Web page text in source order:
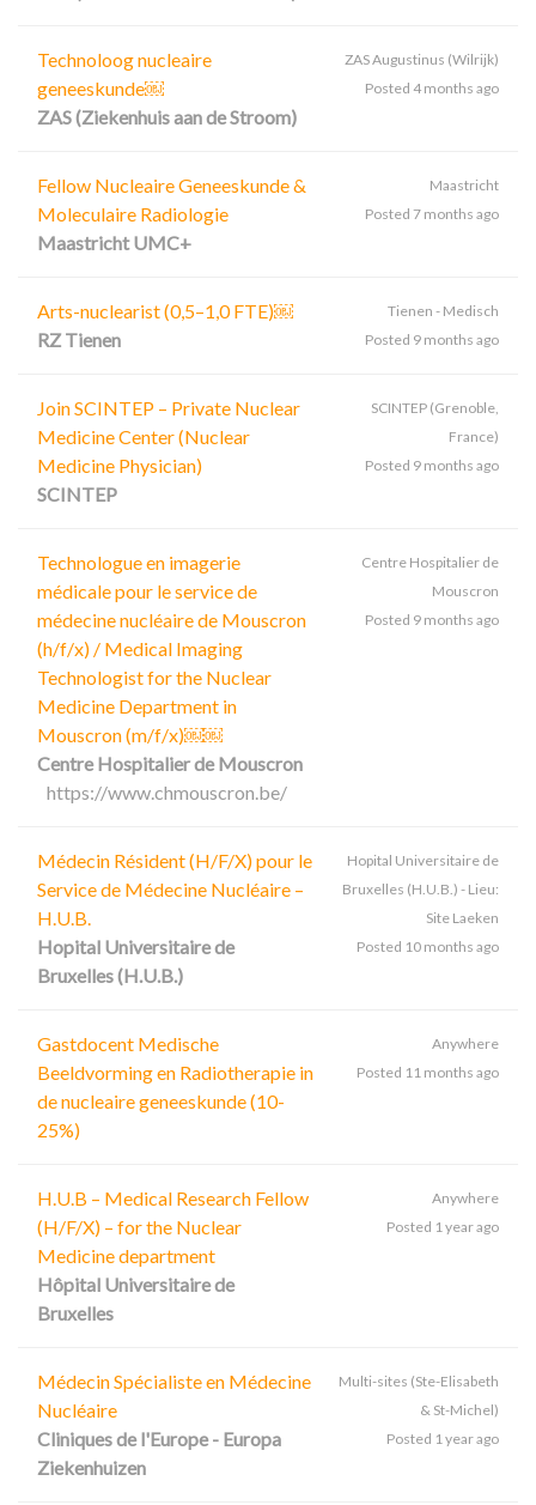
Technoloog nucleaire
geneeskunde￼
ZAS (Ziekenhuis aan de Stroom)
ZAS Augustinus (Wilrijk)
Posted 4 months ago
Fellow Nucleaire Geneeskunde &
Moleculaire Radiologie
Maastricht UMC+
Maastricht
Posted 7 months ago
Arts-nuclearist (0,5–1,0 FTE)￼
RZ Tienen
Tienen - Medisch
Posted 9 months ago
Join SCINTEP – Private Nuclear
Medicine Center (Nuclear
Medicine Physician)
SCINTEP
SCINTEP (Grenoble,
France)
Posted 9 months ago
Technologue en imagerie
médicale pour le service de
médecine nucléaire de Mouscron
(h/f/x) / Medical Imaging
Technologist for the Nuclear
Medicine Department in
Mouscron (m/f/x)￼￼
Centre Hospitalier de Mouscron
https://www.chmouscron.be/
Centre Hospitalier de
Mouscron
Posted 9 months ago
Médecin Résident (H/F/X) pour le
Service de Médecine Nucléaire –
H.U.B.
Hopital Universitaire de
Bruxelles (H.U.B.)
Hopital Universitaire de
Bruxelles (H.U.B.) - Lieu:
Site Laeken
Posted 10 months ago
Gastdocent Medische
Beeldvorming en Radiotherapie in
de nucleaire geneeskunde (10-
25%)
Anywhere
Posted 11 months ago
H.U.B – Medical Research Fellow
(H/F/X) – for the Nuclear
Medicine department
Hôpital Universitaire de
Bruxelles
Anywhere
Posted 1 year ago
Médecin Spécialiste en Médecine
Nucléaire
Cliniques de l'Europe - Europa
Ziekenhuizen
Multi-sites (Ste-Elisabeth
& St-Michel)
Posted 1 year ago